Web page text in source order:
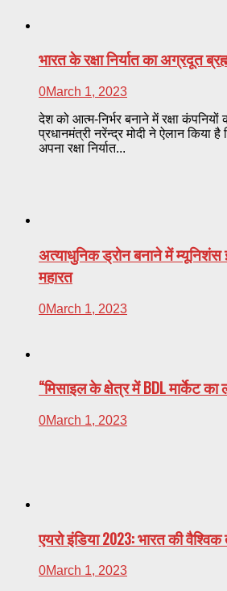
भारत के रक्षा निर्यात का अग्रदूत
0March 1, 2023
देश को आत्म-निर्भर बनाने में रक्षा कंपनियों
प्रधानमंत्री नरेंन्द्र मोदी ने ऐलान
अपना रक्षा निर्यात...
अत्याधुनिक ड्रोन बनाने में म्यूनिशंस
महारत
0March 1, 2023
“मिसाइल के क्षेत्र में BDL मार्केट का
0March 1, 2023
एयरो इंडिया 2023: भारत की
0March 1, 2023